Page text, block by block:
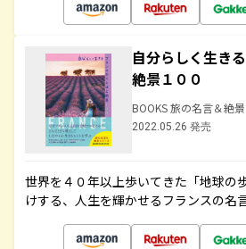
自分らしく生き
絶景１００
BOOKS 旅の名言＆絶景
2022.05.26 発売
世界を４０年以上歩いてきた「地球の
けする、人生を輝かせるフランスの名